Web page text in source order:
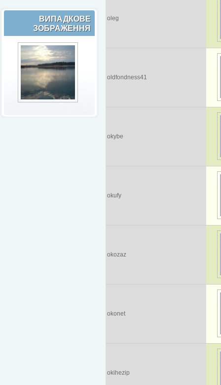
ВИПАДКОВЕ
ЗОБРАЖЕННЯ
oleg
oldfondness41
okybe
okufy
okozaz
okonet
okihezip